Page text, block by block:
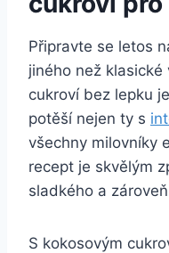
Připravte se letos
jiného než klasické
cukroví bez lepku
potěší nejen ty s
všechny milovníky
recept je skvělým
sladkého a
S kokosovým